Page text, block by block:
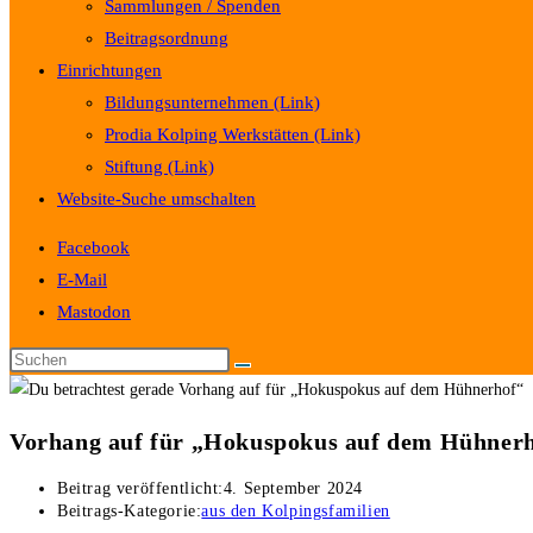
Sammlungen / Spenden
Beitragsordnung
Einrichtungen
Bildungsunternehmen (Link)
Prodia Kolping Werkstätten (Link)
Stiftung (Link)
Website-Suche umschalten
Facebook
E-Mail
Mastodon
Vorhang auf für „Hokuspokus auf dem
Beitrag veröffentlicht:4. September 2024
Beitrags-Kategorie:aus den Kolpingsfamilien